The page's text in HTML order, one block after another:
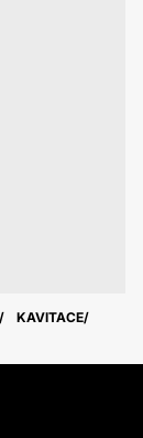
KAVITACE